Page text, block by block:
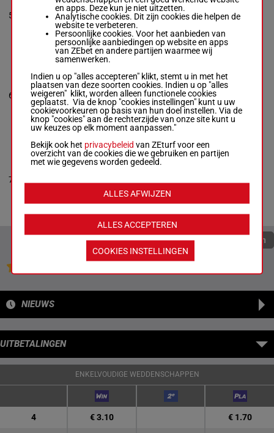
5
Baeza Jarpa
M/3 -56
M/356 kg 3p 3p 5
6
KIARRA
N Molina-John
Pinochet P.
Box: 6 -M/3 - 55
1p 2p
M/355 kg 1p 2p 6
7
LADY
ESMERALDA
Galaz Lizama
Contreras A. D.
Quoteringen verversen
NIEUWS
UITBETALINGEN
ENKELVOUDIGE WEDDENSCHAPPEN
4 € 3.10 € 1.70
en apps. Deze kun je niet uitzetten.
Analytische cookies. Dit zijn cookies die helpen de
website te verbeteren.
Persoonlijke cookies. Voor het aanbieden van
persoonlijke aanbiedingen op website en apps
van ZEbet en andere partijen waarmee wij
samenwerken.
Indien u op "alles accepteren" klikt, stemt u in met het
plaatsen van deze soorten cookies. Indien u op "alles
weigeren" klikt, worden alleen functionele cookies
geplaatst. Via de knop "cookies instellingen" kunt u uw
cookievoorkeuren op basis van hun doel instellen. Via de
knop "cookies" aan de rechterzijde van onze site kunt u
uw keuzes op elk moment aanpassen."
Bekijk ook het privacybeleid van ZEturf voor een
overzicht van de cookies die we gebruiken en partijen
met wie gegevens worden gedeeld.
ALLES ACCEPTEREN
ALLES AFWIJZEN
COOKIES INSTELLINGEN